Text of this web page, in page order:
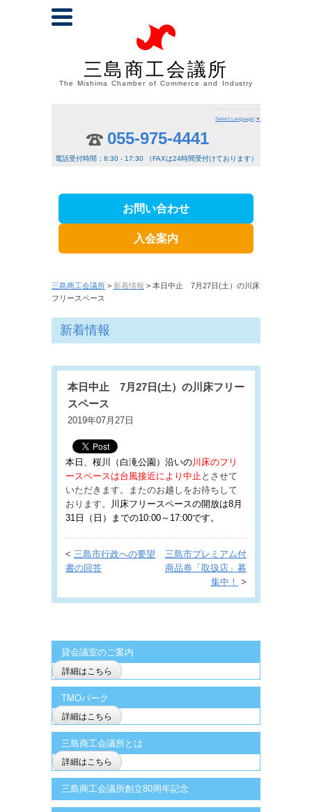
三島商工会議所
The Mishima Chamber of Commerce and Industry
Select Language ▼
055-975-4441
電話受付時間：8:30 - 17:30 （FAXは24時間受付けております）
お問い合わせ
入会案内
三島商工会議所 > 新着情報 > 本日中止 7月27日(土）の川床
フリースペース
新着情報
本日中止 7月27日(土）の川床フリー
スペース
2019年07月27日
本日、桜川（白滝公園）沿いの川床のフリ
ースペースは台風接近により中止 とさせて
いただきます。またのお越しをお待ちして
おります。
川床フリースペースの開放は8月
31日（日）までの10:00～17:00です。
< 三島市行政への要望
書の回答
三島市プレミアム付
商品券「取扱店」募
集中！
>
貸会議室のご案内
詳細はこちら
TMOパーク
詳細はこちら
三島商工会議所とは
詳細はこちら
三島商工会議所創立80周年記念